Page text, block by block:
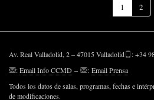
1
(Página
actual)
2
Av. Real Valladolid, 2 – 47015 Valladolid
: +34
:Email Info CCMD – : Email Prensa
Todos los datos de salas, programas, fechas e
de modificaciones.